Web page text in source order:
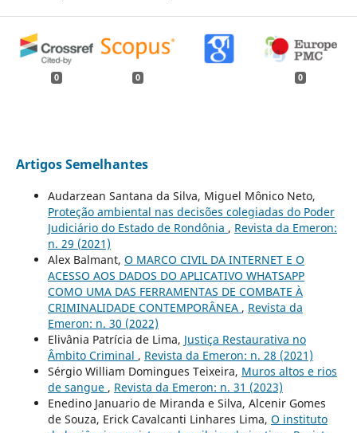
0 0 0
Artigos Semelhantes
Audarzean Santana da Silva, Miguel Mônico Neto,
Proteção ambiental nas decisões colegiadas do Poder
Judiciário do Estado de Rondônia , Revista da Emeron:
n. 29 (2021)
Alex Balmant, O MARCO CIVIL DA INTERNET E O
ACESSO AOS DADOS DO APLICATIVO WHATSAPP
COMO UMA DAS FERRAMENTAS DE COMBATE À
CRIMINALIDADE CONTEMPORÂNEA , Revista da
Emeron: n. 30 (2022)
Elivânia Patrícia de Lima, Justiça Restaurativa no
Âmbito Criminal , Revista da Emeron: n. 28 (2021)
Sérgio William Domingues Teixeira, Muros altos e rios
de sangue , Revista da Emeron: n. 31 (2023)
Enedino Januario de Miranda e Silva, Alcenir Gomes
de Souza, Erick Cavalcanti Linhares Lima, O instituto